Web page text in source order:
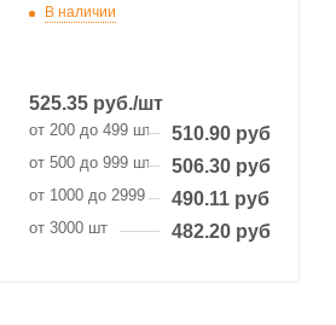
В наличии
525.35руб./шт
от 200 до 499 шт 510.90 руб.
от 500 до 999 шт 506.30 руб.
от 1000 до 2999 шт 490.11 руб.
от 3000 шт 482.20 руб.